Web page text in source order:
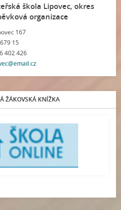
škola Lipovec, okres
organizace
167
679 15
402 426
ŽÁKOVSKÁ KNÍŽKA